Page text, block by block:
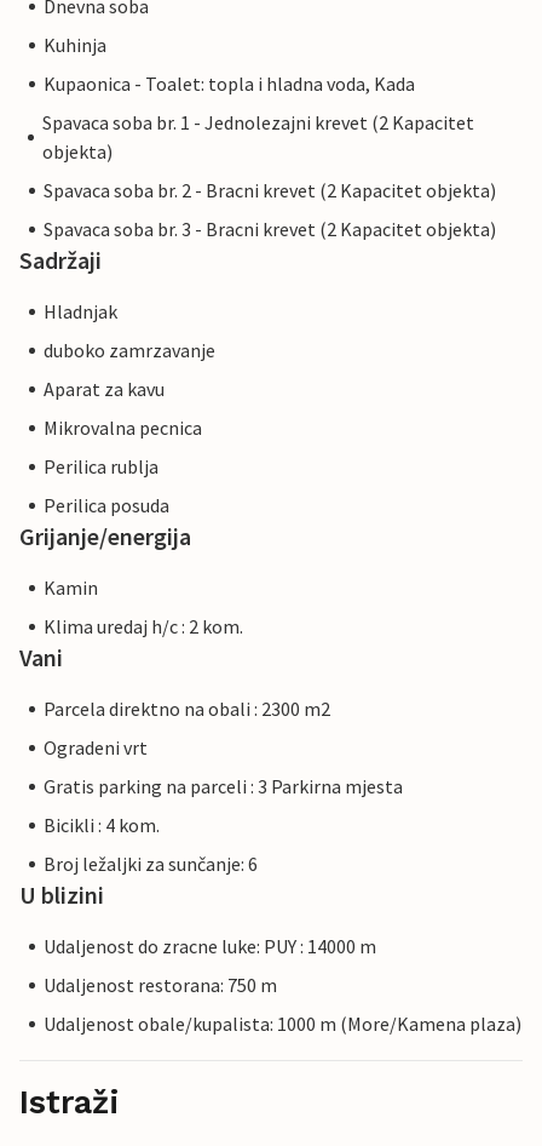
Dnevna soba
Kuhinja
Kupaonica - Toalet: topla i hladna voda, Kada
Spavaca soba br. 1 - Jednolezajni krevet (2 Kapacitet
objekta)
Spavaca soba br. 2 - Bracni krevet (2 Kapacitet objekta)
Spavaca soba br. 3 - Bracni krevet (2 Kapacitet objekta)
Sadržaji
Hladnjak
duboko zamrzavanje
Aparat za kavu
Mikrovalna pecnica
Perilica rublja
Perilica posuda
Grijanje/energija
Kamin
Klima uredaj h/c : 2 kom.
Vani
Parcela direktno na obali : 2300 m2
Ogradeni vrt
Gratis parking na parceli : 3 Parkirna mjesta
Bicikli : 4 kom.
Broj ležaljki za sunčanje: 6
U blizini
Udaljenost do zracne luke: PUY : 14000 m
Udaljenost restorana: 750 m
Udaljenost obale/kupalista: 1000 m (More/Kamena plaza)
Istraži